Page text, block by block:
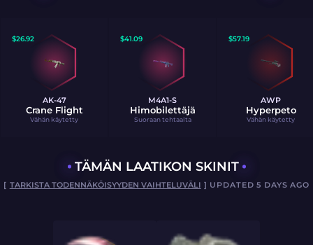
$26.92
AK-47
Crane Flight
Vähän käytetty
$41.09
M4A1-S
Himobilettäjä
Suoraan tehtaalta
$57.19
AWP
Hyperpeto
Vähän käytetty
TÄMÄN LAATIKON SKINIT
[ TARKISTA TODENNÄKÖISYYDEN VAIHTELUVÄLI ] UPDATED 5 DAYS AGO